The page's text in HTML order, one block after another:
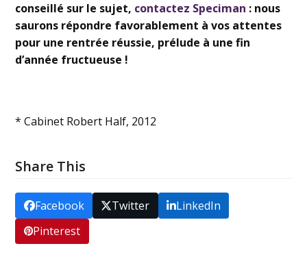
conseillé sur le sujet, contactez Speciman : nous
saurons répondre favorablement à vos attentes
pour une rentrée réussie, prélude à une fin
d’année fructueuse !
* Cabinet Robert Half, 2012
Share This
Facebook Twitter
LinkedIn
Pinterest